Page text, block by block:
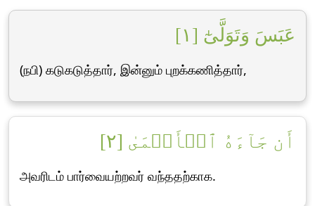
عَبَسَ وَتَوَلَّىٰٓ [١]
(நபி) கடுகடுத்தார், இன்னும் புறக்கணித்தார்,
أَن جَآءَهُ ٱلۡأَعۡمَىٰ [٢]
அவரிடம் பார்வையற்றவர் வந்ததற்காக.